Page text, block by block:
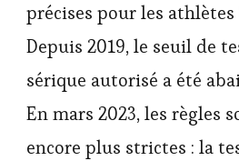
précises pour les
Depuis 2019, le seuil de
sérique autorisé a été
En mars 2023, les règles
encore plus strictes : la